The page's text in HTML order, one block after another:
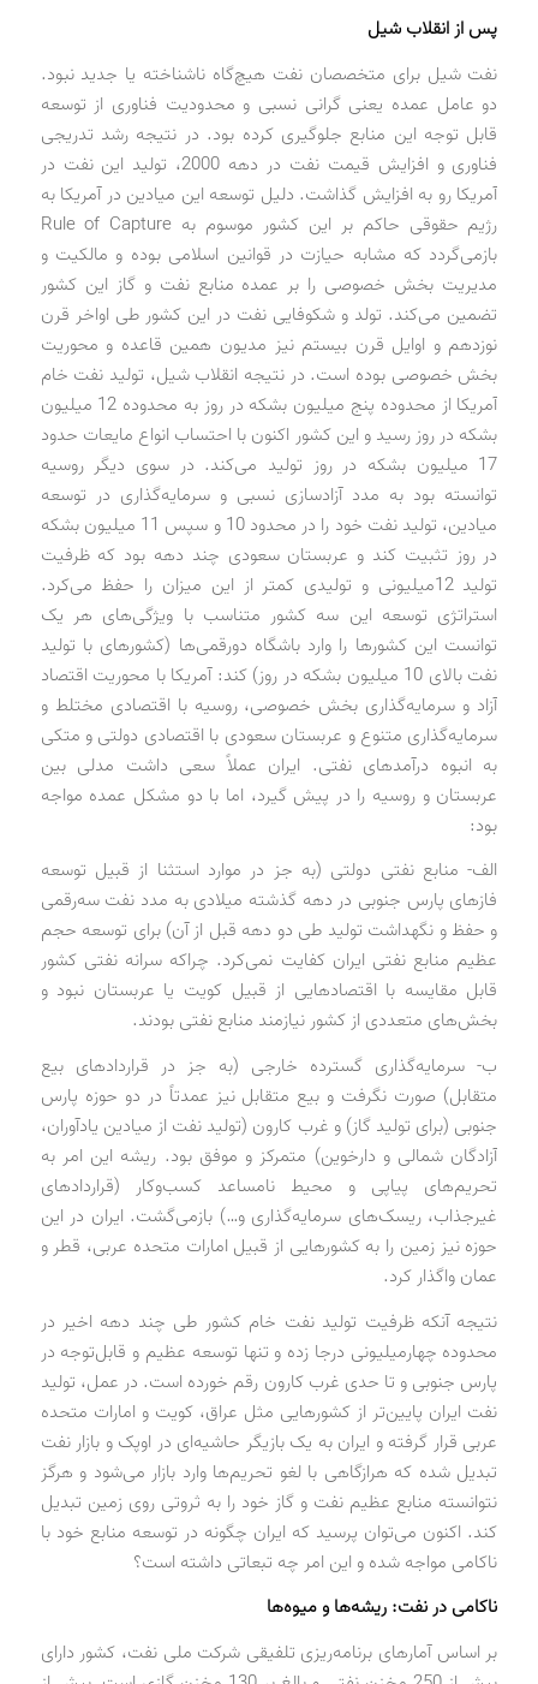
پس از انقلاب شیل
نفت شیل برای متخصصان نفت هیچ‌گاه ناشناخته یا جدید نبود.
دو عامل عمده یعنی گرانی نسبی و محدودیت فناوری از توسعه
قابل ‌توجه این منابع جلوگیری کرده بود. در نتیجه رشد تدریجی
فناوری و افزایش قیمت نفت در دهه 2000، تولید این نفت در
آمریکا رو به افزایش گذاشت. دلیل توسعه این میادین در آمریکا به
رژیم حقوقی حاکم بر این کشور موسوم به Rule of Capture
بازمی‌گردد که مشابه حیازت در قوانین اسلامی بوده و مالکیت و
مدیریت بخش خصوصی را بر عمده منابع نفت و گاز این کشور
تضمین می‌کند. تولد و شکوفایی نفت در این کشور طی اواخر قرن
نوزدهم و اوایل قرن بیستم نیز مدیون همین قاعده و محوریت
بخش خصوصی بوده است. در نتیجه انقلاب شیل، تولید نفت خام
آمریکا از محدوده پنج میلیون بشکه در روز به محدوده 12 میلیون
بشکه در روز رسید و این کشور اکنون با احتساب انواع مایعات حدود
17 میلیون بشکه در روز تولید می‌کند. در سوی دیگر روسیه
توانسته بود به مدد آزادسازی نسبی و سرمایه‌گذاری در توسعه
میادین، تولید نفت خود را در محدود 10 و سپس 11 میلیون بشکه
در روز تثبیت کند و عربستان سعودی چند دهه بود که ظرفیت
تولید 12میلیونی و تولیدی کمتر از این میزان را حفظ می‌کرد.
استراتژی توسعه این سه کشور متناسب با ویژگی‌های هر یک
توانست این کشورها را وارد باشگاه دورقمی‌ها (کشورهای با تولید
نفت بالای 10 میلیون بشکه در روز) کند: آمریکا با محوریت اقتصاد
آزاد و سرمایه‌گذاری بخش خصوصی، روسیه با اقتصادی مختلط و
سرمایه‌گذاری متنوع و عربستان سعودی با اقتصادی دولتی و متکی
به انبوه درآمدهای نفتی. ایران عملاً سعی داشت مدلی بین
عربستان و روسیه را در پیش گیرد، اما با دو مشکل عمده مواجه
بود:
الف- منابع نفتی دولتی (به جز در موارد استثنا از قبیل توسعه
فازهای پارس جنوبی در دهه گذشته میلادی به مدد نفت سه‌رقمی
و حفظ و نگهداشت تولید طی دو دهه قبل از آن) برای توسعه حجم
عظیم منابع نفتی ایران کفایت نمی‌کرد. چراکه سرانه نفتی کشور
قابل مقایسه با اقتصادهایی از قبیل کویت یا عربستان نبود و
بخش‌های متعددی از کشور نیازمند منابع نفتی بودند.
ب- سرمایه‌گذاری گسترده خارجی (به جز در قراردادهای بیع
متقابل) صورت نگرفت و بیع متقابل نیز عمدتاً در دو حوزه پارس
جنوبی (برای تولید گاز) و غرب کارون (تولید نفت از میادین یادآوران،
آزادگان شمالی و دارخوین) متمرکز و موفق بود. ریشه این امر به
تحریم‌های پیاپی و محیط نامساعد کسب‌وکار (قراردادهای
غیرجذاب، ریسک‌های سرمایه‌گذاری و…) بازمی‌گشت. ایران در این
حوزه نیز زمین را به کشورهایی از قبیل امارات متحده عربی، قطر و
عمان واگذار کرد.
نتیجه آنکه ظرفیت تولید نفت خام کشور طی چند دهه اخیر در
محدوده چهارمیلیونی درجا زده و تنها توسعه عظیم و قابل‌توجه در
پارس جنوبی و تا حدی غرب کارون رقم خورده است. در عمل، تولید
نفت ایران پایین‌تر از کشورهایی مثل عراق، کویت و امارات متحده
عربی قرار گرفته و ایران به یک بازیگر حاشیه‌ای در اوپک و بازار نفت
تبدیل شده که هرازگاهی با لغو تحریم‌ها وارد بازار می‌شود و هرگز
نتوانسته منابع عظیم نفت و گاز خود را به ثروتی روی زمین تبدیل
کند. اکنون می‌توان پرسید که ایران چگونه در توسعه منابع خود با
ناکامی مواجه شده و این امر چه تبعاتی داشته است؟
ناکامی در نفت: ریشه‌ها و میوه‌ها
بر اساس آمارهای برنامه‌ریزی تلفیقی شرکت ملی نفت، کشور دارای